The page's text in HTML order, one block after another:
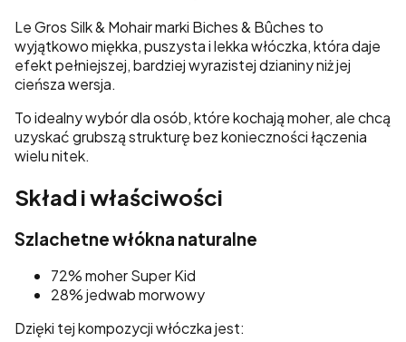
Le Gros Silk & Mohair marki Biches & Bûches to
wyjątkowo miękka, puszysta i lekka włóczka, która daje
efekt pełniejszej, bardziej wyrazistej dzianiny niż jej
cieńsza wersja.
To idealny wybór dla osób, które kochają moher, ale chcą
uzyskać grubszą strukturę bez konieczności łączenia
wielu nitek.
Skład i właściwości
Szlachetne włókna naturalne
72% moher Super Kid
28% jedwab morwowy
Dzięki tej kompozycji włóczka jest: